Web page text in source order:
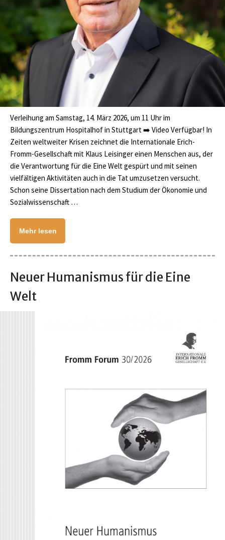
Verleihung am Samstag, 14. März 2026, um 11 Uhr im
Bildungszentrum Hospitalhof in Stuttgart ➡️ Video Verfügbar! In
Zeiten weltweiter Krisen zeichnet die Internationale Erich-
Fromm-Gesellschaft mit Klaus Leisinger einen Menschen aus, der
die Verantwortung für die Eine Welt gespürt und mit seinen
vielfältigen Aktivitäten auch in die Tat umzusetzen versucht.
Schon seine Dissertation nach dem Studium der Ökonomie und
Sozialwissenschaft …
Mehr lesen
Neuer Humanismus für die Eine
Welt